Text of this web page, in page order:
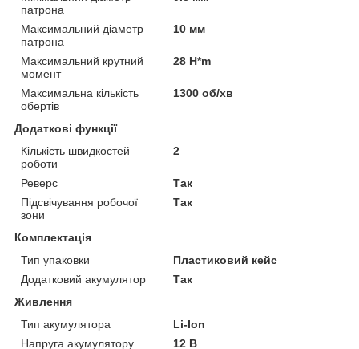
патрона
Максимальний діаметр
патрона
10 мм
Максимальний крутний
момент
28 H*m
Максимальна кількість
обертів
1300 об/хв
Додаткові функції
Кількість швидкостей
роботи
2
Реверс
Так
Підсвічування робочої
зони
Так
Комплектація
Тип упаковки
Пластиковий кейс
Додатковий акумулятор
Так
Живлення
Тип акумулятора
Li-Ion
Напруга акумулятору
12 В